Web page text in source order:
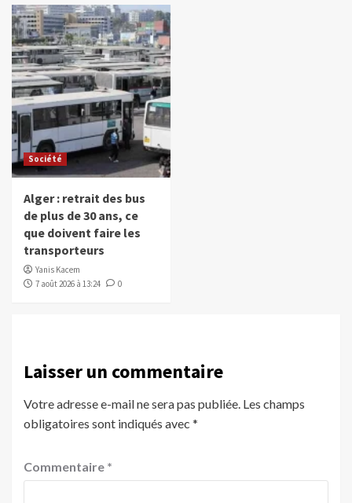
Société
Alger : retrait des bus
de plus de 30 ans, ce
que doivent faire les
transporteurs
Yanis Kacem
7 août 2026 à 13:24
0
Laisser un commentaire
Votre adresse e-mail ne sera pas publiée. Les champs
obligatoires sont indiqués avec *
Commentaire *